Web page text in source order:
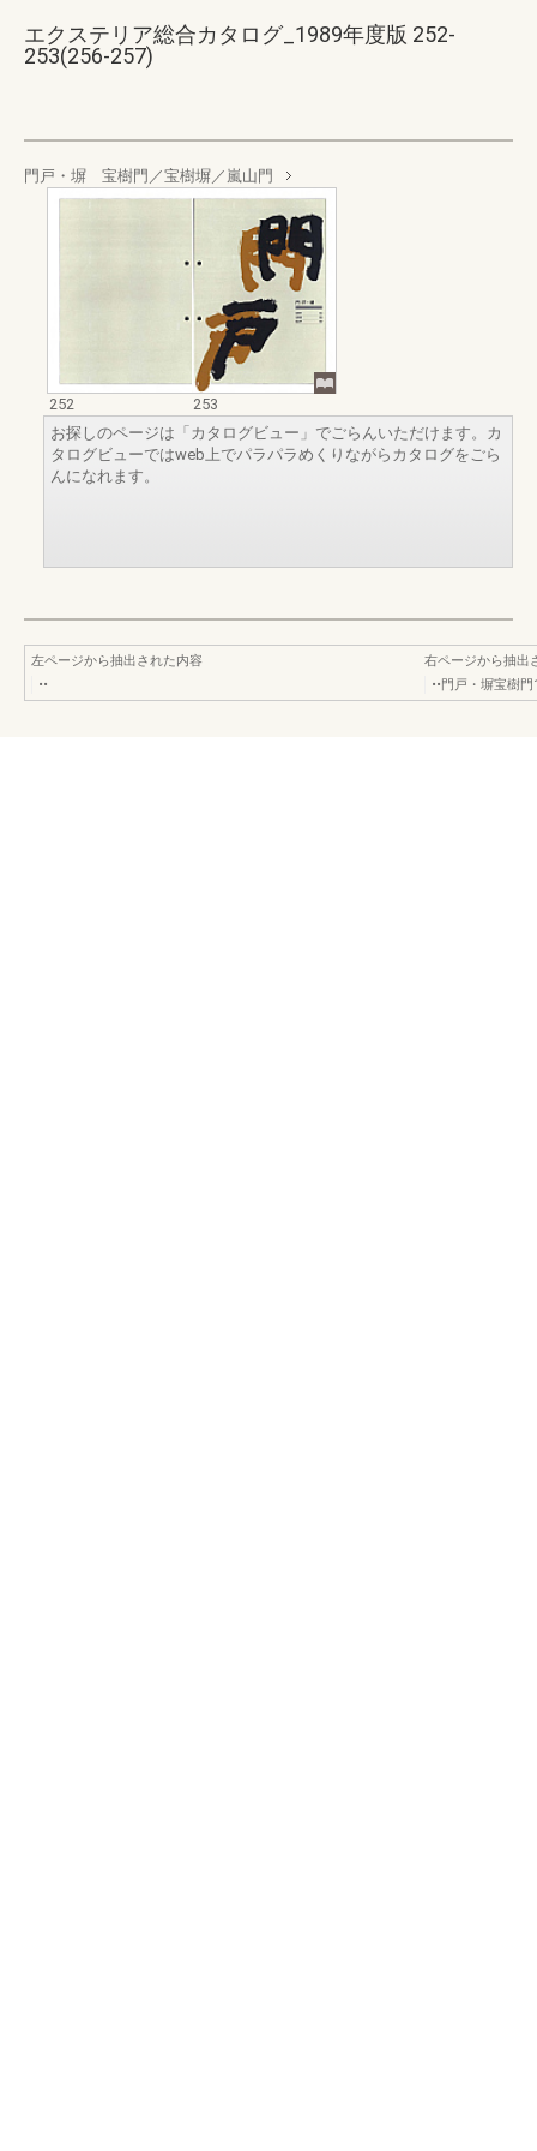
エクステリア総合カタログ_1989年度版 252-
253(256-257)
門戸・塀 宝樹門／宝樹塀／嵐山門
252
253
お探しのページは「カタログビュー」でごらんいただけます。カ
タログビューではweb上でパラパラめくりながらカタログをごら
んになれます。
左ページから抽出された内容
••
右ページから抽出
••門戸・塀宝樹